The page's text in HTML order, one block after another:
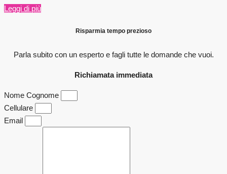
Leggi di più
Risparmia tempo prezioso
Parla subito con un esperto e faglitutte le domande che vuoi.
Richiamata immediata
Nome Cognome
Cellulare
Email